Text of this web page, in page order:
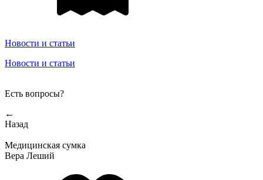
Новости и статьи
Новости и статьи
Есть вопросы?
←
Назад
Медицинская сумка
Вера Леший